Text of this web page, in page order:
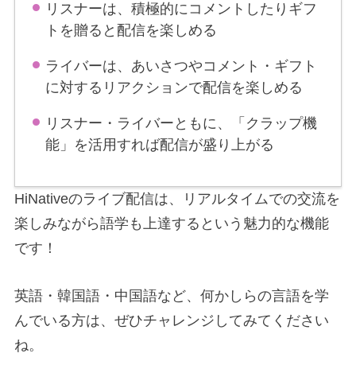
リスナーは、積極的にコメントしたりギフ
トを贈ると配信を楽しめる
ライバーは、あいさつやコメント・ギフト
に対するリアクションで配信を楽しめる
リスナー・ライバーともに、「クラップ機
能」を活用すれば配信が盛り上がる
HiNativeのライブ配信は、リアルタイムでの交流を
楽しみながら語学も上達するという魅力的な機能
です！
英語・韓国語・中国語など、何かしらの言語を学
んでいる方は、ぜひチャレンジしてみてください
ね。